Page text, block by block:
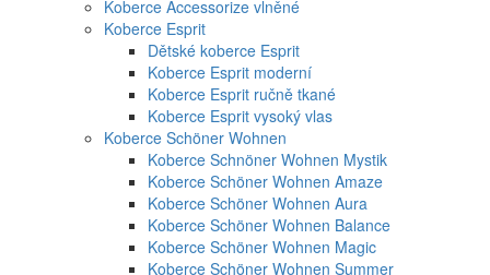
Koberce Accessorize vlněné
Koberce Esprit
Dětské koberce Esprit
Koberce Esprit moderní
Koberce Esprit ručně tkané
Koberce Esprit vysoký vlas
Koberce Schöner Wohnen
Koberce Schnöner Wohnen Mystik
Koberce Schöner Wohnen Amaze
Koberce Schöner Wohnen Aura
Koberce Schöner Wohnen Balance
Koberce Schöner Wohnen Magic
Koberce Schöner Wohnen Summer